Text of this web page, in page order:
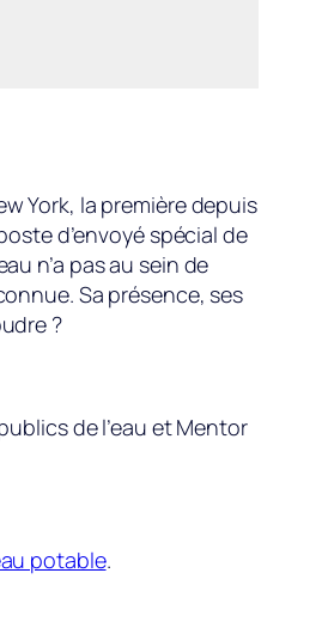
York, la première depuis
d’envoyé spécial de
n’a pas au sein de
Sa présence, ses
?
de l’eau et Mentor
potable.